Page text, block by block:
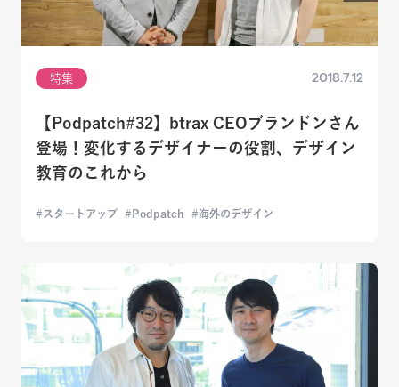
特集 2018.7.12
【Podpatch#32】btrax CEOブランドンさん
登場！変化するデザイナーの役割、デザイン
教育のこれから
スタートアップ Podpatch 海外のデザイン